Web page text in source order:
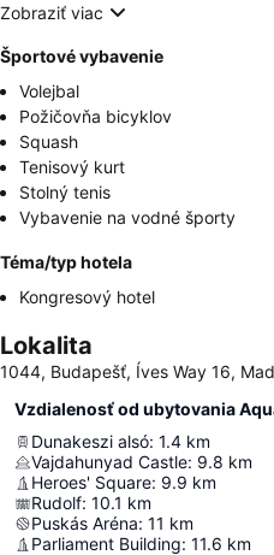
Zobraziť viac
Športové vybavenie
Volejbal
Požičovňa bicyklov
Squash
Tenisový kurt
Stolný tenis
Vybavenie na vodné športy
Téma/typ hotela
Kongresový hotel
Lokalita
1044, Budapešť, Íves Way 16,
Vzdialenosť od ubytovania
Dunakeszi alsó: 1.4 km
Vajdahunyad Castle: 9.8 km
Heroes' Square: 9.9 km
Rudolf: 10.1 km
Puskás Aréna: 11 km
Parliament Building: 11.6 km